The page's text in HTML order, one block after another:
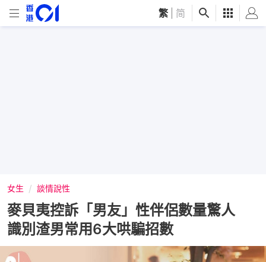
繁 简
女生 談情說性
麥貝夷控訴「男友」性伴侶數量驚人
識別渣男常用6大哄騙招數